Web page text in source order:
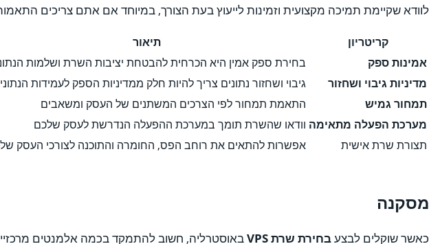
לוודא שקיימת תמיכה מקצועית וזמינות לייעוץ בעת הצורך, במיוחד אם אתם צריכים
קריטריון
תיאור
אמינות ספק
בחירת ספק אמין היא הכרחית להבטחת יציבות השרת ושלמות
מדיניות גיבוי ושחזור
גיבוי ושחזור נתונים צריך להיות חלק ממדיניות הספק לעמידות
תמחור גמיש
התאמת תמחור לפי הצרכים המשתנים של העסק ומשאבים
מערכת הפעלה מתאימה וודאו שהשרת תומך במערכת ההפעלה הנדרשת לעסק שלכם
תצורת שרת אישית
אפשרות להתאים את רוחב הפס, החומרה והתוכנה לצורכי העסק
מסקנה
כאשר שוקלים לבצעבחירת שרת VPS